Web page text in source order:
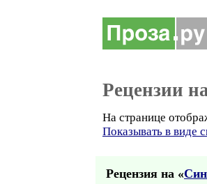
Рецензии
На странице
Показывать в виде
Рецензия на «